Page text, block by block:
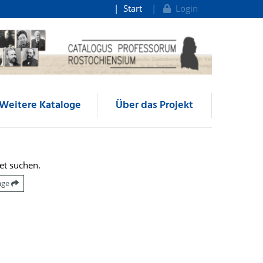
Start Login
Kataloge Über das Projekt
suchen.